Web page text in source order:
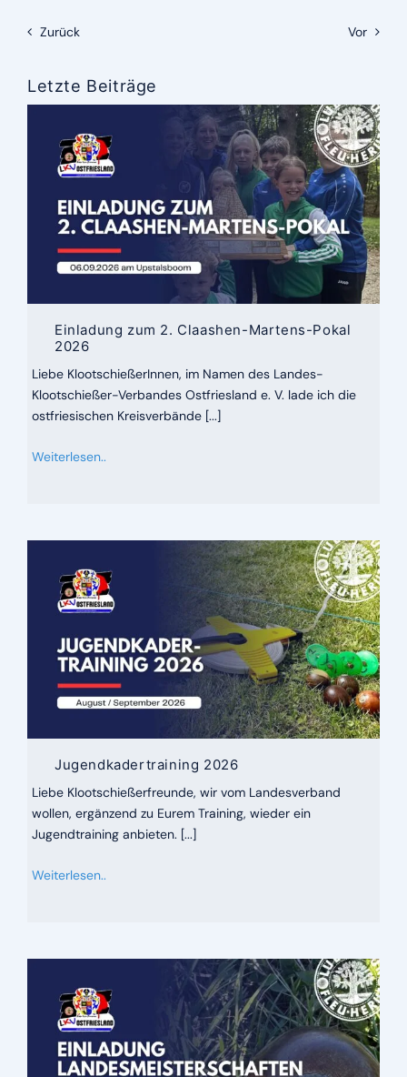
Zurück Vor
Letzte Beiträge
Einladung zum 2. Claashen-Martens-Pokal
2026
Liebe KlootschießerInnen, im Namen des Landes-
Klootschießer-Verbandes Ostfriesland e. V. lade ich die
ostfriesischen Kreisverbände [...]
Weiterlesen..
Jugendkadertraining 2026
Liebe Klootschießerfreunde, wir vom Landesverband
wollen, ergänzend zu Eurem Training, wieder ein
Jugendtraining anbieten. [...]
Weiterlesen..